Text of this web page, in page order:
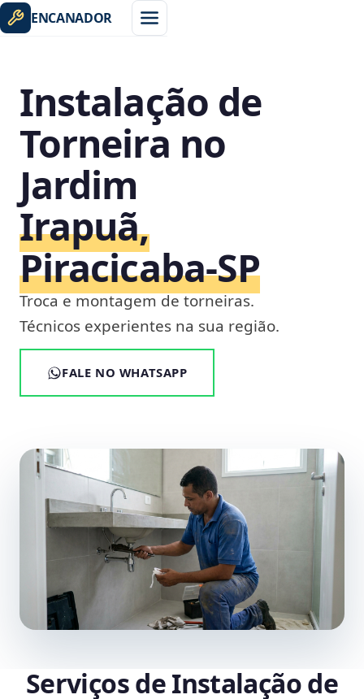
ENCANADOR
Instalação de
Torneira no
Jardim
Irapuã,
Piracicaba‑SP
Troca e montagem de torneiras.
Técnicos experientes na sua região.
FALE NO WHATSAPP
Serviços de Instalação de